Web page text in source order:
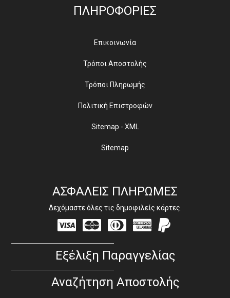
ΠΛΗΡΟΦΟΡΙΕΣ
Επικοινωνία
Τρόποι Αποστολής
Τρόποι Πληρωμής
Πολιτική Επιστροφών
Sitemap - XML
Sitemap
ΑΣΦΑΛΕΙΣ ΠΛΗΡΩΜΕΣ
Δεχόμαστε όλες τις δημοφιλείς κάρτες.
Visa
Mastercard
Diners
Club
AmexPayPal
Εξέλιξη Παραγγελίας
Αναζήτηση Αποστολής